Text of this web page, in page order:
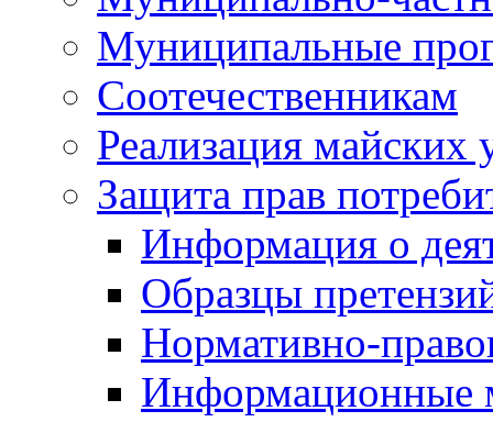
Муниципальные
Соотечественникам
Реализация майских
Защита прав
Информация о
Образцы
Нормативно-
Информационные